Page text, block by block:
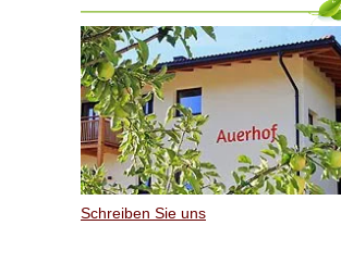
Schreiben Sie uns